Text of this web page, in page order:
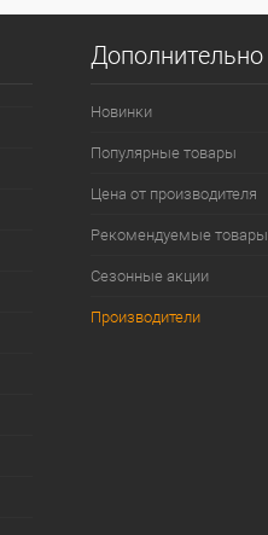
Дополнительно
Новинки
Популярные товары
Цена от производителя
Рекомендуемые товары
Сезонные акции
Производители